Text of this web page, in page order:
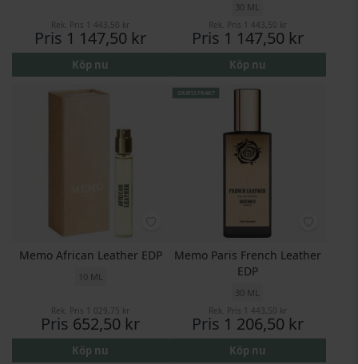
Rek. Pris 1 443,50 kr
Pris 1 147,50 kr
Köp nu
30 ML
Rek. Pris 1 443,50 kr
Pris 1 147,50 kr
Köp nu
Memo African Leather EDP
10 ML
Rek. Pris 1 029,75 kr
Pris 652,50 kr
Köp nu
GRATIS FRAKT
Memo Paris French Leather
EDP
30 ML
Rek. Pris 1 443,50 kr
Pris 1 206,50 kr
Köp nu